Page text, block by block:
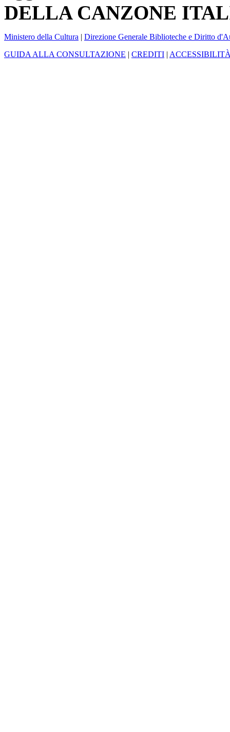
DELLA CANZONE
Ministero della Cultura | Direzione Generale Biblioteche e Diritto
GUIDA ALLA CONSULTAZIONE | CREDITI |